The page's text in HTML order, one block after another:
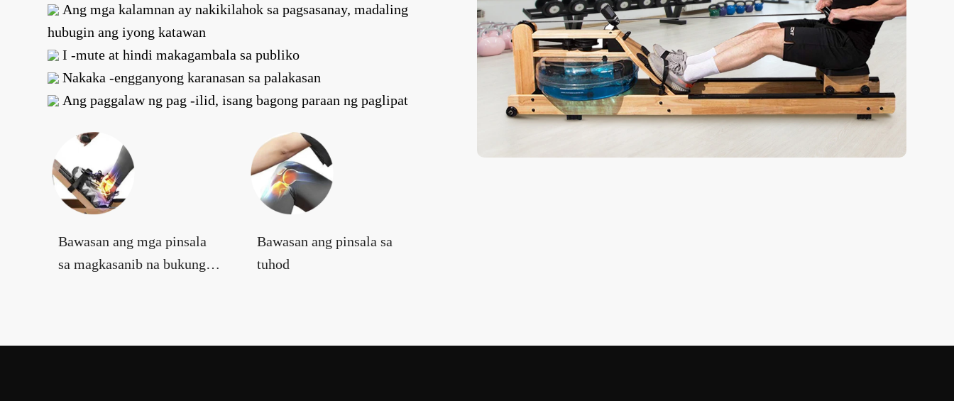
Ang mga kalamnan ay nakikilahok sa pagsasanay, madaling
hubugin ang iyong katawan
I -mute at hindi makagambala sa publiko
Nakaka -engganyong karanasan sa palakasan
Ang paggalaw ng pag -ilid, isang bagong paraan ng paglipat
Bawasan ang mga pinsala
sa magkasanib na bukung -
Bawasan ang pinsala sa
tuhod